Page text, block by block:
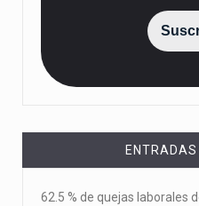
62.5 % de quejas laborales